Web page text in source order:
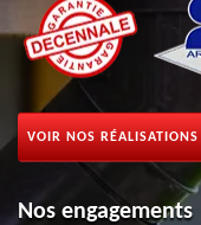
VOIR NOS RÉALISATIONS
Nos engagements